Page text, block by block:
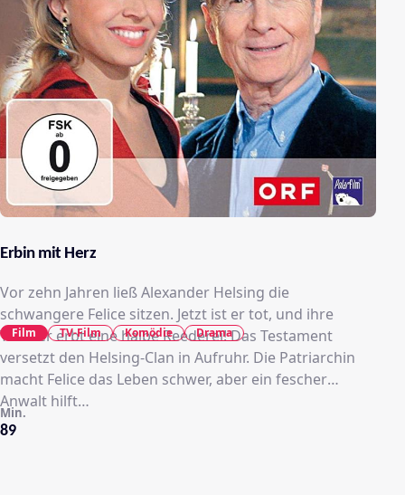
Erbin mit Herz
Vor zehn Jahren ließ Alexander Helsing die
schwangere Felice sitzen. Jetzt ist er tot, und ihre
Tochter erbt eine halbe Reederei! Das Testament
versetzt den Helsing-Clan in Aufruhr. Die Patriarchin
macht Felice das Leben schwer, aber ein fescher
Anwalt hilft…
89
Min.
Film TV-Film Komödie Drama